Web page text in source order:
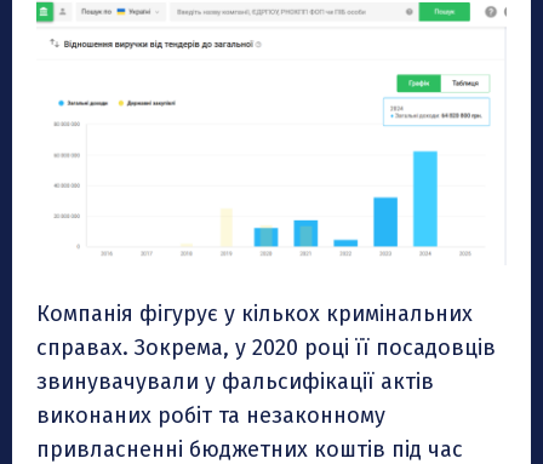
Компанія фігурує у кількох кримінальних
справах. Зокрема, у 2020 році її посадовців
звинувачували у фальсифікації актів
виконаних робіт та незаконному
привласненні бюджетних коштів під час